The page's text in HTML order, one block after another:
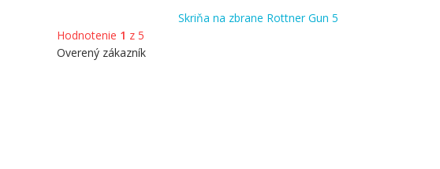
Skriňa na zbrane Rottner Gun 5
Hodnotenie 1 z 5
Overený zákazník